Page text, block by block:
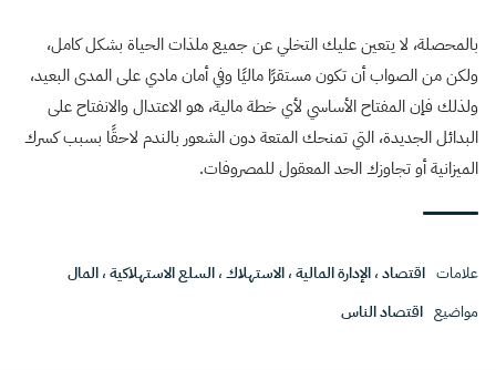
بالمحصلة، لا يتعين عليك التخلي عن جميع ملذات الحياة بشكل كامل،
ولكن من الصواب أن تكون مستقرًا ماليًا وفي أمان مادي على المدى البعيد،
ولذلك فإن المفتاح الأساسي لأي خطة مالية، هو الاعتدال والانفتاح على
البدائل الجديدة، التي تمنحك المتعة دون الشعور بالندم لاحقًا بسبب كسرك
الميزانية أو تجاوزك الحد المعقول للمصروفات.
علامات اقتصاد،الإدارة المالية،الاستهلاك،السلع الاستهلاكية،المال
مواضيع اقتصاد الناس